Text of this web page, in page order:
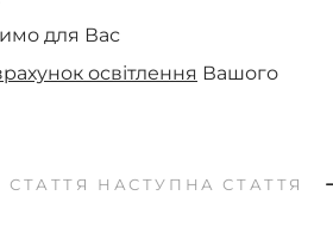
для Вас
освітлення Вашого
НАСТУПНА СТАТТЯ